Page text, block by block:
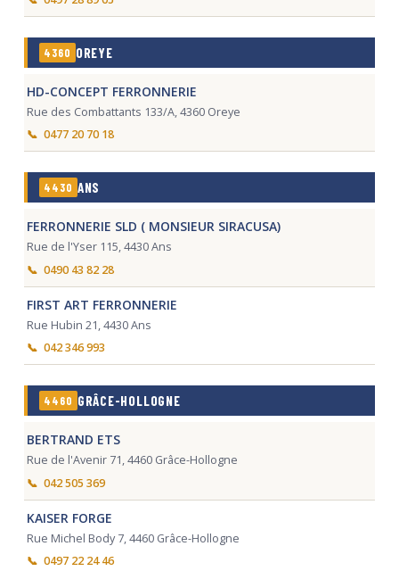
4360 OREYE
HD-CONCEPT FERRONNERIE
Rue des Combattants 133/A, 4360 Oreye
0477 20 70 18
4430 ANS
FERRONNERIE SLD ( MONSIEUR SIRACUSA)
Rue de l'Yser 115, 4430 Ans
0490 43 82 28
FIRST ART FERRONNERIE
Rue Hubin 21, 4430 Ans
042 346 993
4460 GRÂCE-HOLLOGNE
BERTRAND ETS
Rue de l'Avenir 71, 4460 Grâce-Hollogne
042 505 369
KAISER FORGE
Rue Michel Body 7, 4460 Grâce-Hollogne
0497 22 24 46